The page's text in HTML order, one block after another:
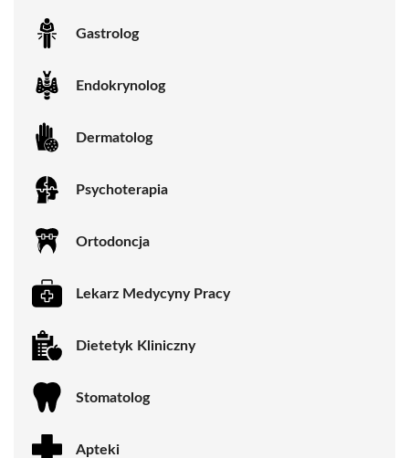
Gastrolog
Endokrynolog
Dermatolog
Psychoterapia
Ortodoncja
Lekarz Medycyny Pracy
Dietetyk Kliniczny
Stomatolog
Apteki